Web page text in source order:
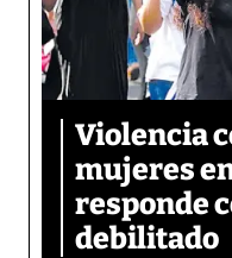
Violencia
mujeres
responde
debilitado